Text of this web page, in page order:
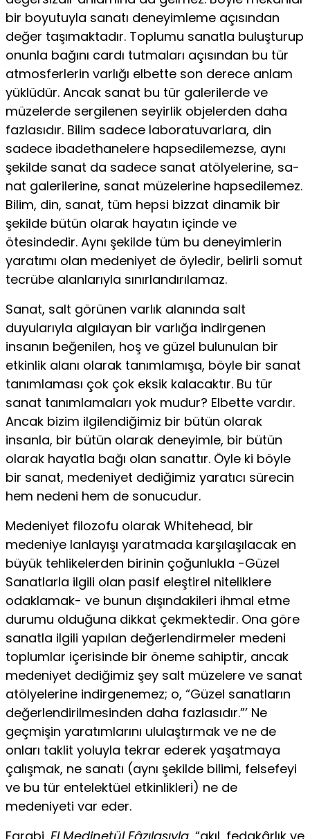
bir boyutuyla sanatı deneyimleme açısından
değer taşımaktadır. Toplumu sanatla buluşturup
onunla bağını cardı tutmaları açısından bu tür
atmosferlerin var­lığı elbette son derece anlam
yüklüdür. Ancak sanat bu tür galerilerde ve
müzelerde sergilenen seyirlik objelerden daha
fazlasıdır. Bilim sadece laboratuvarlara, din
sadece ibadethanelere hapsedilemezse, aynı
şekilde sanat da sadece sanat atölyelerine, sa­
nat galerilerine, sanat müzelerine hapsedilemez.
Bilim, din, sanat, tüm hepsi bizzat dinamik bir
şekilde bütün olarak hayatın içinde ve
ötesindedir. Aynı şekilde tüm bu deneyimlerin
yaratımı olan medeniyet de öyledir, belirli somut
tecrübe alanlarıyla sınırlandırılamaz.
Sanat, salt görünen varlık alanında salt
duyularıyla algılayan bir varlığa indirge­nen
insanın beğenilen, hoş ve güzel bulunulan bir
etkinlik alanı olarak tanımlamışa, böyle bir sanat
tanımlaması çok çok eksik kalacaktır. Bu tür
sanat tanımlamaları yok mudur? Elbette vardır.
Ancak bizim ilgilendiğimiz bir bütün olarak
insanla, bir bütün olarak deneyimle, bir bütün
olarak hayatla bağı olan sanattır. Öyle ki böyle
bir sanat, medeniyet dediğimiz yaratıcı sürecin
hem nedeni hem de sonucudur.
Medeniyet filozofu olarak Whitehead, bir
medeniye lanlayışı yaratmada karşılaşılacak en
büyük tehlikelerden birinin çoğunlukla -Güzel
Sanatlarla ilgili olan pasif eleştirel niteliklere
odaklamak- ve bunun dışındakileri ihmal etme
durumu olduğuna dikkat çekmektedir. Ona göre
sanatla ilgili yapılan değerlendirmeler medeni
toplumlar içerisinde bir öneme sahiptir, ancak
medeniyet dediğimiz şey salt müze­lere ve sanat
atölyelerine indirgenemez; o, “Güzel sanatların
değerlendirilmesinden daha fazlasıdır.”’ Ne
geçmişin yaratımlarını ululaştırmak ve ne de
onları taklit yoluyla tekrar ederek yaşatmaya
çalışmak, ne sanatı (aynı şekilde bilimi, felsefeyi
ve bu tür entelektüel etkinlikleri) ne de
medeniyeti var eder.